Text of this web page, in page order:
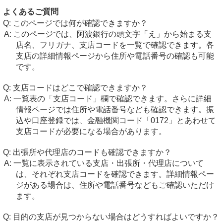
よくあるご質問
このページでは何が確認できますか？
このページでは、阿波銀行の頭文字「え」から始まる支
店名、フリガナ、支店コードを一覧で確認できます。各
支店の詳細情報ページから住所や電話番号の確認も可能
です。
支店コードはどこで確認できますか？
一覧表の「支店コード」欄で確認できます。さらに詳細
情報ページでは住所や電話番号なども確認できます。振
込や口座登録では、金融機関コード「0172」とあわせて
支店コードが必要になる場合があります。
出張所や代理店のコードも確認できますか？
一覧に表示されている支店・出張所・代理店について
は、それぞれ支店コードを確認できます。詳細情報ペー
ジがある場合は、住所や電話番号などもご確認いただけ
ます。
目的の支店が見つからない場合はどうすればよいですか？